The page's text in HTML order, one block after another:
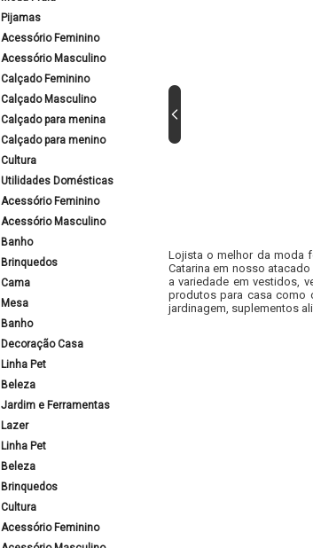
Pijamas
Acessório Feminino
Acessório Masculino
Calçado Feminino
Calçado Masculino
Calçado para menina
Calçado para menino
Cultura
Utilidades Domésticas
Acessório Feminino
Acessório Masculino
Banho
Brinquedos
Cama
Mesa
Banho
Decoração Casa
Linha Pet
Beleza
Jardim e Ferramentas
Lazer
Linha Pet
Beleza
Brinquedos
Cultura
Acessório Feminino
Lojista o melhor da moda
Catarina em nosso
a variedade em vestidos,
produtos para casa como
jardinagem, suplementos